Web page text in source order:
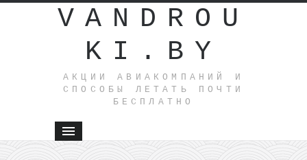
VANDROU
KI.BY
АКЦИИ АВИАКОМПАНИЙ И
СПОСОБЫ ЛЕТАТЬ ПОЧТИ
БЕСПЛАТНО